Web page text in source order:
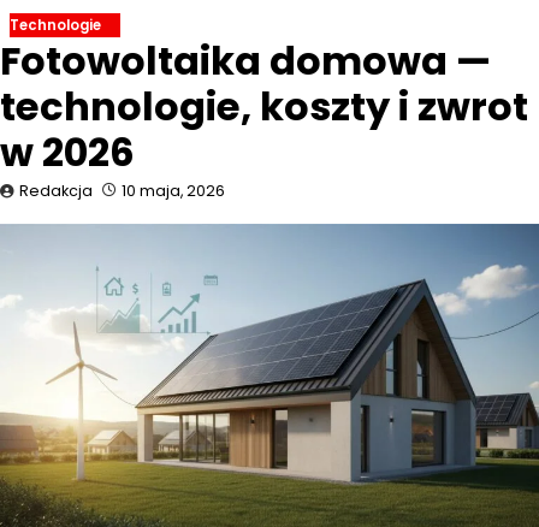
Technologie
Fotowoltaika domowa —
technologie, koszty i zwrot
w 2026
Redakcja 10 maja, 2026